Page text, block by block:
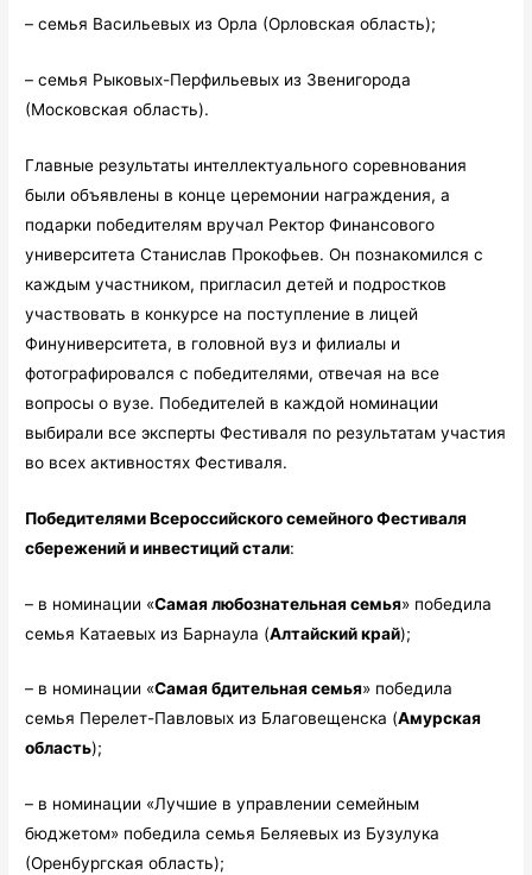
– семья Васильевых из Орла (Орловская область);
– семья Рыковых-Перфильевых из Звенигорода
(Московская область).
Главные результаты интеллектуального соревнования
были объявлены в конце церемонии награждения, а
подарки победителям вручал Ректор Финансового
университета Станислав Прокофьев. Он познакомился с
каждым участником, пригласил детей и подростков
участвовать в конкурсе на поступление в лицей
Финуниверситета, в головной вуз и филиалы и
фотографировался с победителями, отвечая на все
вопросы о вузе. Победителей в каждой номинации
выбирали все эксперты Фестиваля по результатам участия
во всех активностях Фестиваля.
Победителями Всероссийского семейного Фестиваля
сбережений и инвестиций стали:
– в номинации «Самая любознательная семья» победила
семья Катаевых из Барнаула (Алтайский край);
– в номинации «Самая бдительная семья» победила
семья Перелет-Павловых из Благовещенска (Амурская
область);
– в номинации «Лучшие в управлении семейным
бюджетом» победила семья Беляевых из Бузулука
(Оренбургская область);